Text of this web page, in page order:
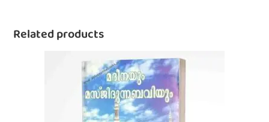
Related products